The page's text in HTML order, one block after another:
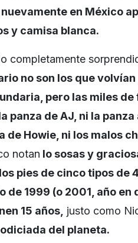
nuevamente en México
y camisa blanca.
completamente
no son los que
, pero las miles de
panza de AJ, ni la
de Howie, ni los malos
notan lo sosas y
pies de cinco tipos de
de 1999 (o 2001, año en
15 años, justo como
del planeta.